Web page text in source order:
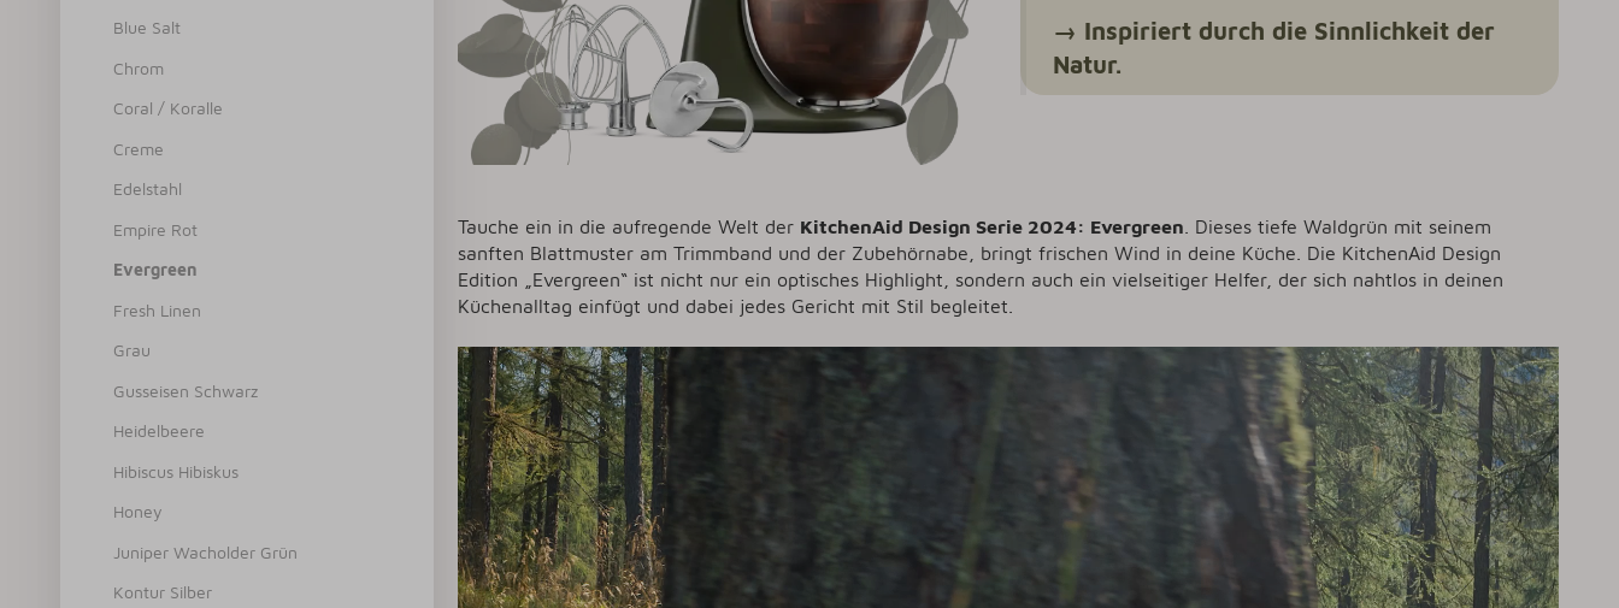
→ Inspiriert durch die Sinnlichkeit der
Natur.
Tauche ein in die aufregende Welt der KitchenAid Design Serie 2024: Evergreen . Dieses tiefe Waldgrün mit seinem
sanften Blattmuster am Trimmband und der Zubehörnabe, bringt frischen Wind in deine Küche. Die KitchenAid Design
Edition „Evergreen“ ist nicht nur ein optisches Highlight, sondern auch ein vielseitiger Helfer, der sich nahtlos in deinen
Küchenalltag einfügt und dabei jedes Gericht mit Stil begleitet.
Blue Salt
Chrom
Coral / Koralle
Creme
Edelstahl
Empire Rot
Evergreen
Fresh Linen
Grau
Gusseisen Schwarz
Heidelbeere
Hibiscus Hibiskus
Honey
Juniper Wacholder Grün
Kontur Silber